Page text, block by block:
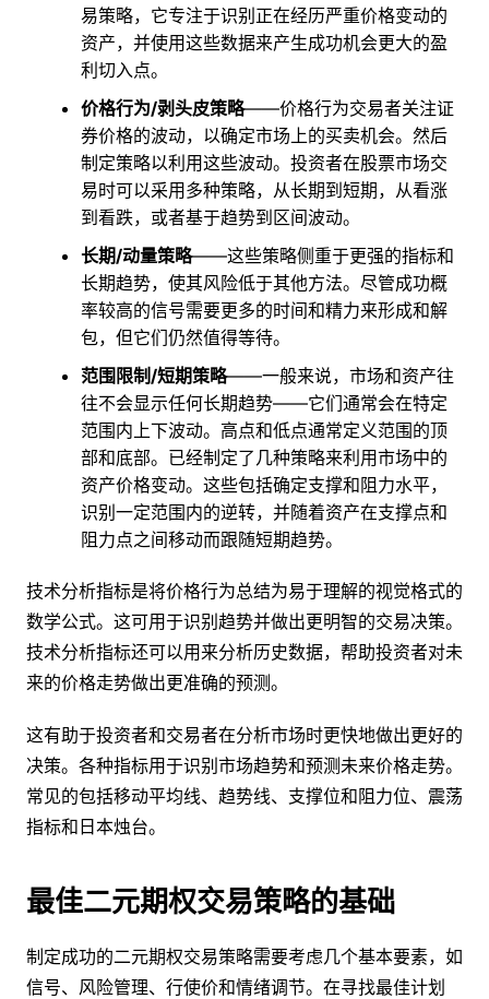
易策略，它专注于识别正在经历严重价格变动的
资产，并使用这些数据来产生成功机会更大的盈
利切入点。
价格行为/剥头皮策略——价格行为交易者关注证
券价格的波动，以确定市场上的买卖机会。然后
制定策略以利用这些波动。投资者在股票市场交
易时可以采用多种策略，从长期到短期，从看涨
到看跌，或者基于趋势到区间波动。
长期/动量策略——这些策略侧重于更强的指标和
长期趋势，使其风险低于其他方法。尽管成功概
率较高的信号需要更多的时间和精力来形成和解
包，但它们仍然值得等待。
范围限制/短期策略——一般来说，市场和资产往
往不会显示任何长期趋势——它们通常会在特定
范围内上下波动。高点和低点通常定义范围的顶
部和底部。已经制定了几种策略来利用市场中的
资产价格变动。这些包括确定支撑和阻力水平，
识别一定范围内的逆转，并随着资产在支撑点和
阻力点之间移动而跟随短期趋势。
技术分析指标是将价格行为总结为易于理解的视觉格式的
数学公式。这可用于识别趋势并做出更明智的交易决策。
技术分析指标还可以用来分析历史数据，帮助投资者对未
来的价格走势做出更准确的预测。
这有助于投资者和交易者在分析市场时更快地做出更好的
决策。各种指标用于识别市场趋势和预测未来价格走势。
常见的包括移动平均线、趋势线、支撑位和阻力位、震荡
指标和日本烛台。
最佳二元期权交易策略的基础
制定成功的二元期权交易策略需要考虑几个基本要素，如
信号、风险管理、行使价和情绪调节。在寻找最佳计划